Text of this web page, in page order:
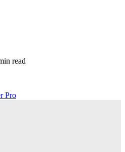
read
Pro